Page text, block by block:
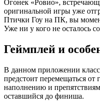
Огонек «Ровио»,
оригинальной игры уже
Птички Гоу на ПК, вы
Уже ни у кого не осталось
Геймплей и
В данном приложении
предстоит перемещаться
наполнению и
оставшийся до финиша.